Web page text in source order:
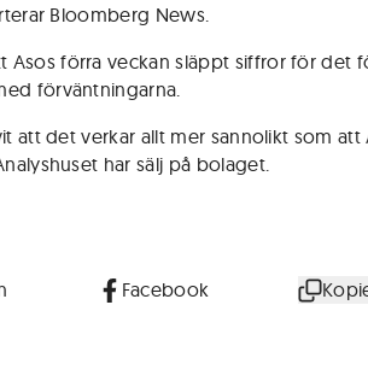
Bloomberg News.
Asos förra veckan släppt siffror för det
förväntningarna.
att det verkar allt mer sannolikt som att
har sälj på bolaget.
Facebook